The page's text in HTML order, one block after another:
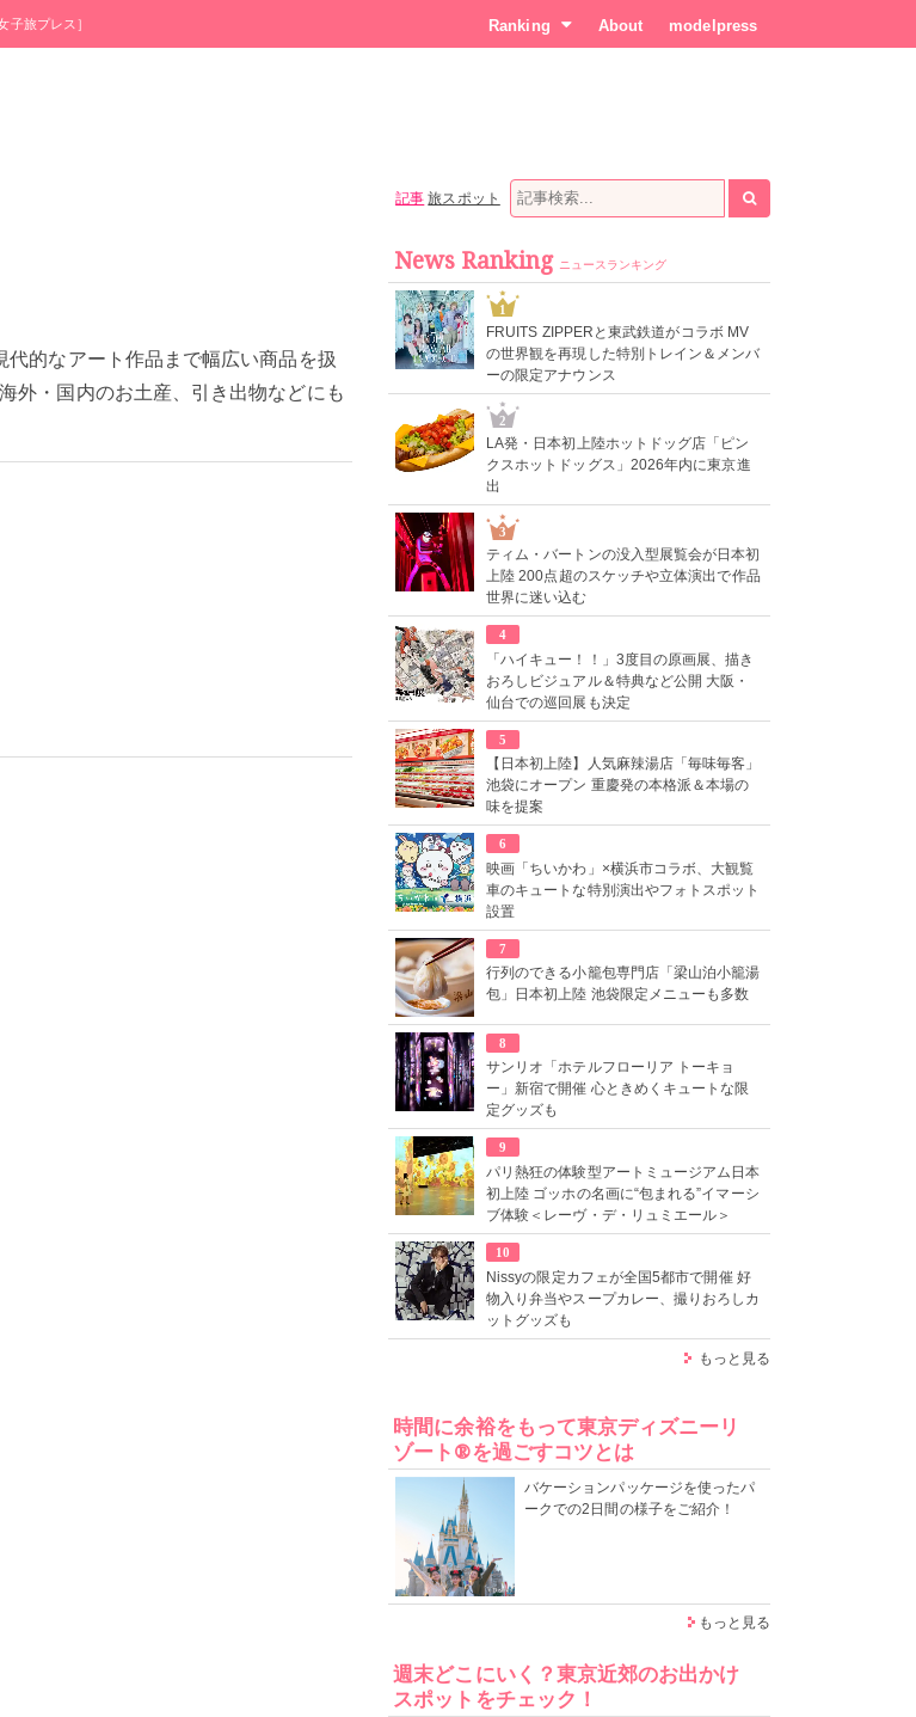
子旅プレス］ Ranking About modelpress
的なアート作品まで幅広い商品を扱
外・国内のお土産、引き出物などにも
記事 旅スポット
News Ranking ニュースランキング
1
FRUITS ZIPPERと東武鉄道がコラボ MV
の世界観を再現した特別トレイン＆メンバ
ーの限定アナウンス
2
LA発・日本初上陸ホットドッグ店「ピン
クスホットドッグス」2026年内に東京進
出
3
ティム・バートンの没入型展覧会が日本初
上陸 200点超のスケッチや立体演出で作品
世界に迷い込む
4
「ハイキュー！！」3度目の原画展、描き
おろしビジュアル＆特典など公開 大阪・
仙台での巡回展も決定
5
【日本初上陸】人気麻辣湯店「毎味毎客」
池袋にオープン 重慶発の本格派＆本場の
味を提案
6
映画「ちいかわ」×横浜市コラボ、大観覧
車のキュートな特別演出やフォトスポット
設置
7
行列のできる小籠包専門店「梁山泊小籠湯
包」日本初上陸 池袋限定メニューも多数
8
サンリオ「ホテルフローリア トーキョ
ー」新宿で開催 心ときめくキュートな限
定グッズも
9
パリ熱狂の体験型アートミュージアム日本
初上陸 ゴッホの名画に“包まれる”イマーシ
ブ体験＜レーヴ・デ・リュミエール＞
10
Nissyの限定カフェが全国5都市で開催 好
物入り弁当やスープカレー、撮りおろしカ
ットグッズも
もっと見る
時間に余裕をもって東京ディズニーリ
ゾート®を過ごすコツとは
バケーションパッケージを使ったパ
ークでの2日間の様子をご紹介！
もっと見る
週末どこにいく？東京近郊のお出かけ
スポットをチェック！